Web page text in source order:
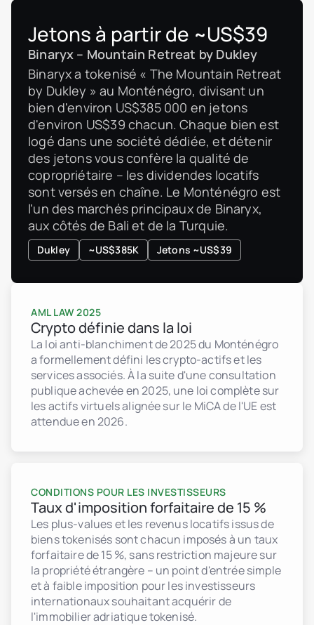
Jetons à partir de ~US$39
Binaryx – Mountain Retreat by Dukley
Binaryx a tokenisé « The Mountain Retreat
by Dukley » au Monténégro, divisant un
bien d'environ US$385 000 en jetons
d'environ US$39 chacun. Chaque bien est
logé dans une société dédiée, et détenir
des jetons vous confère la qualité de
copropriétaire – les dividendes locatifs
sont versés en chaîne. Le Monténégro est
l'un des marchés principaux de Binaryx,
aux côtés de Bali et de la Turquie.
Dukley ~US$385K Jetons ~US$39
AML LAW 2025
Crypto définie dans la loi
La loi anti-blanchiment de 2025 du Monténégro
a formellement défini les crypto-actifs et les
services associés. À la suite d'une consultation
publique achevée en 2025, une loi complète sur
les actifs virtuels alignée sur le MiCA de l'UE est
attendue en 2026.
CONDITIONS POUR LES INVESTISSEURS
Taux d'imposition forfaitaire de 15 %
Les plus-values et les revenus locatifs issus de
biens tokenisés sont chacun imposés à un taux
forfaitaire de 15 %, sans restriction majeure sur
la propriété étrangère – un point d'entrée simple
et à faible imposition pour les investisseurs
internationaux souhaitant acquérir de
l'immobilier adriatique tokenisé.